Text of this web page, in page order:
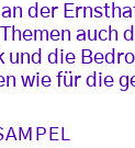
der
auch
und die
wie für die